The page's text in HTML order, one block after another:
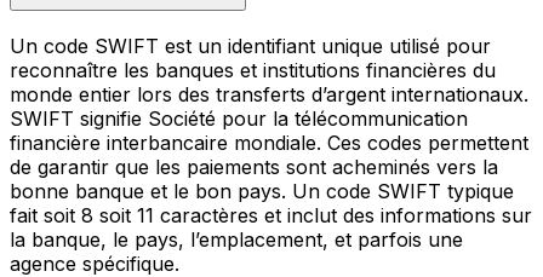
Un code SWIFT est un identifiant unique utilisé pour
reconnaître les banques et institutions financières du
monde entier lors des transferts d’argent internationaux.
SWIFT signifie Société pour la télécommunication
financière interbancaire mondiale. Ces codes permettent
de garantir que les paiements sont acheminés vers la
bonne banque et le bon pays. Un code SWIFT typique
fait soit 8 soit 11 caractères et inclut des informations sur
la banque, le pays, l’emplacement, et parfois une
agence spécifique.